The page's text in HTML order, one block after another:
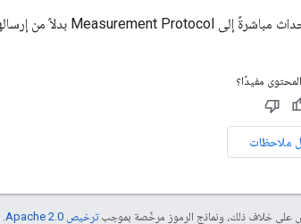
مفيدًا؟
ملاحظات
على خلاف ذلك، ونماذج الرموز مرخّصة بموجبترخيص Apache 2.0‏